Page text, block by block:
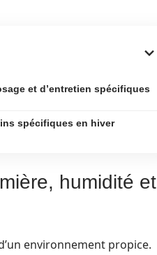
et d’entretien spécifiques
spécifiques en hiver
humidité et
environnement propice.